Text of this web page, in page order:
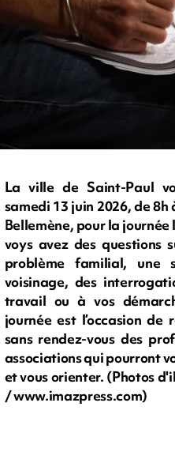
La ville de Saint-Paul
samedi 13 juin 2026, de 8h
Bellemène, pour la journée
voys avez des questions
problème familial, une
voisinage, des
travail ou à vos
journée est l’occasion
sans rendez-vous des
associations qui pourront
et vous orienter. (Photos
/ www.imazpress.com)